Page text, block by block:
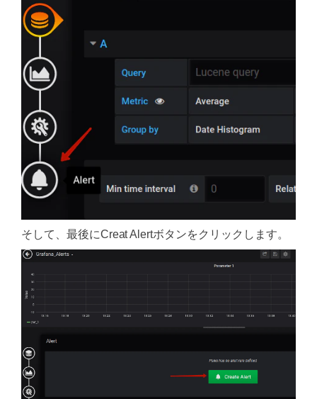
そして、最後にCreat Alertボタンをクリックします。